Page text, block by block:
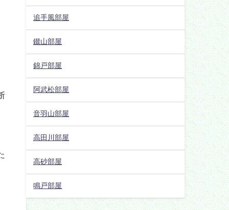
追手風部屋
錣山部屋
錦戸部屋
阿武松部屋
音羽山部屋
高田川部屋
高砂部屋
鳴戸部屋